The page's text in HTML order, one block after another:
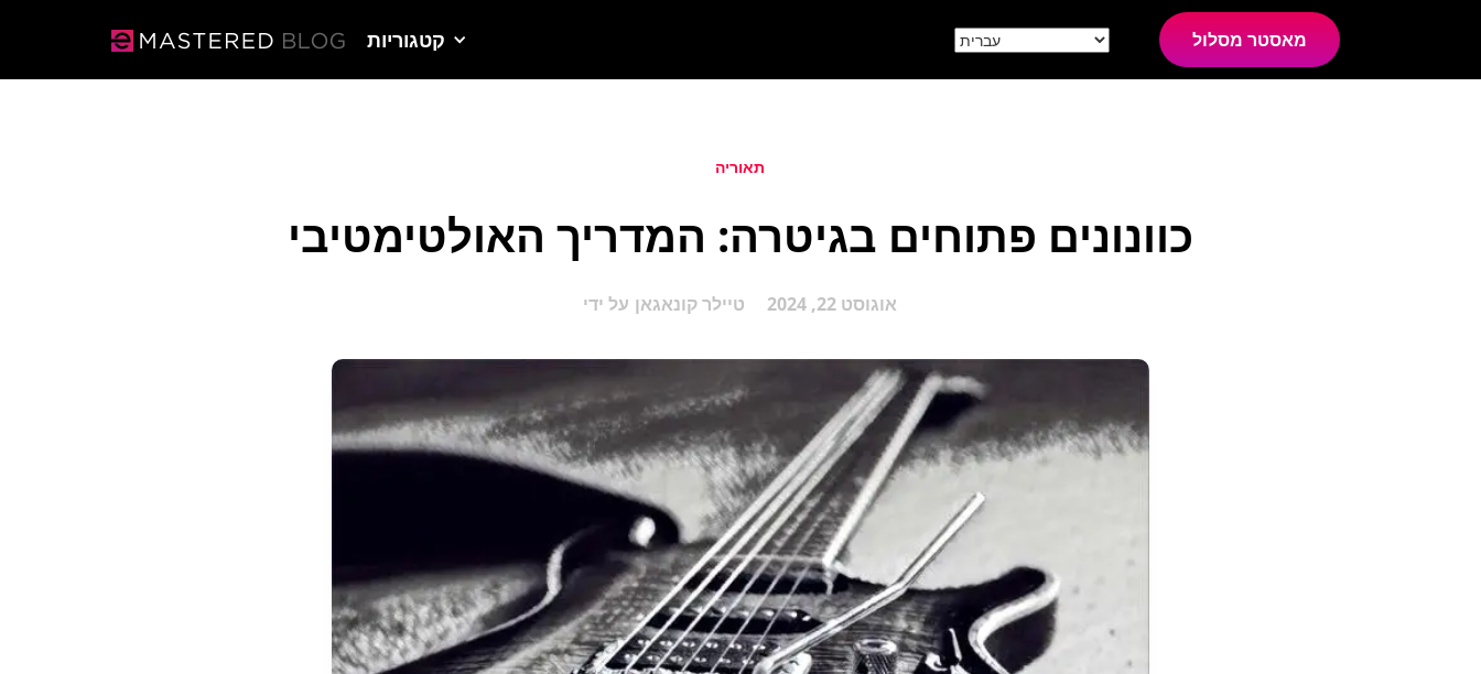
קטגוריות מאסטר מסלול
תאוריה
כוונונים פתוחים בגיטרה: המדריך האולטימטיבי
על ידי טיילר קונאגאן אוגוסט 22, 2024